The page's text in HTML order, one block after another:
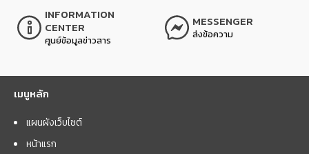
INFORMATION
CENTER
ศูนย์ข้อมูลข่าวสาร
MESSENGER
ส่งข้อความ
เมนูหลัก
แผนผังเว็บไซต์
หน้าแรก